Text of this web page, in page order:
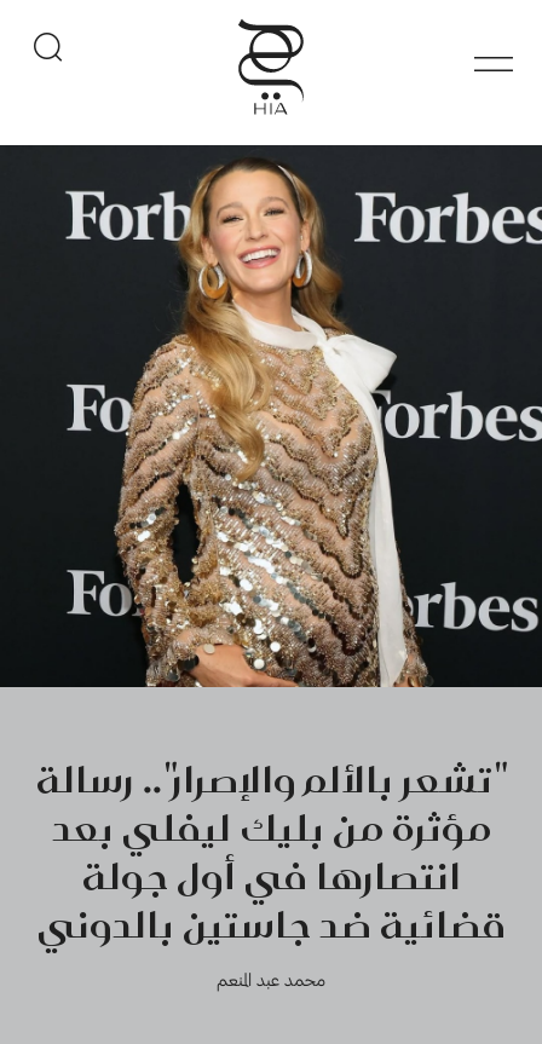
"تشعر بالألم والإصرار".. رسالة
مؤثرة من بليك ليفلي بعد
انتصارها في أول جولة
قضائية ضد جاستين بالدوني
محمد عبد المنعم